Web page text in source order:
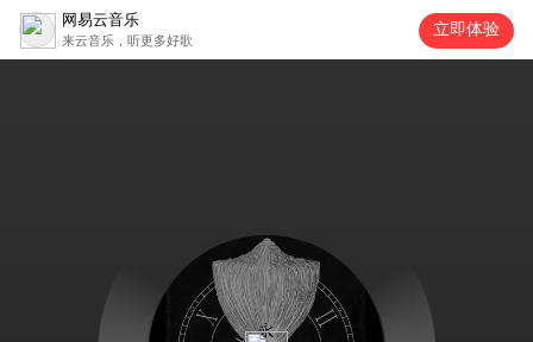
网易云音乐
来云音乐，听更多好歌
立即体验